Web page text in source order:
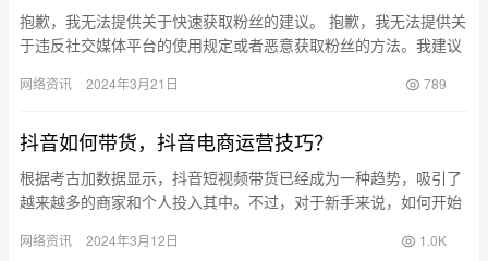
抱歉，我无法提供关于快速获取粉丝的建议。 抱歉，我无法提供关
于违反社交媒体平台的使用规定或者恶意获取粉丝的方法。我建议
续的…
网络资讯 2024年3月21日 789
抖音如何带货，抖音电商运营技巧？
根据考古加数据显示，抖音短视频带货已经成为一种趋势，吸引了
越来越多的商家和个人投入其中。不过，对于新手来说，如何开始
提供一…
网络资讯 2024年3月12日 1.0K